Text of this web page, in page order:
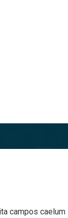
campos caelum